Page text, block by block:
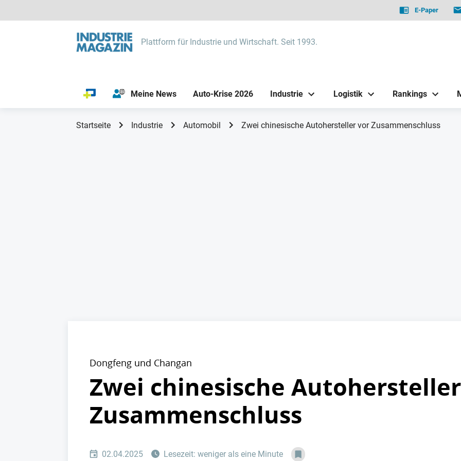
E-Paper
Plattform für Industrie und Wirtschaft. Seit 1993.
Meine News Auto-Krise 2026 Industrie Logistik Rankings
Startseite Industrie Automobil Zwei chinesische Autohersteller vor Zusammenschluss
Dongfeng und Changan
Zwei chinesische
Zusammenschluss
02.04.2025 Lesezeit: weniger als eine Minute